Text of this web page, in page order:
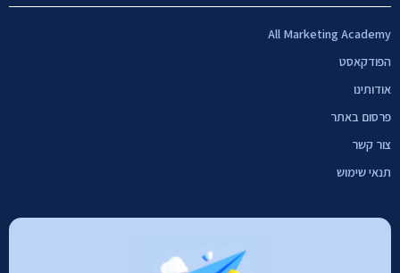
All Marketing Academy
הפודקאסט
אודותינו
פרסום באתר
צור קשר
תנאי שימוש